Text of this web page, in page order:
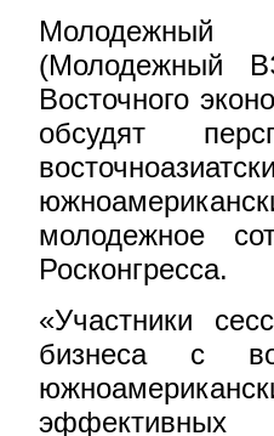
Молодежный
(Молодежный
Восточного
обсудят
молодежное
Росконгресса.
«Участники
бизнеса с